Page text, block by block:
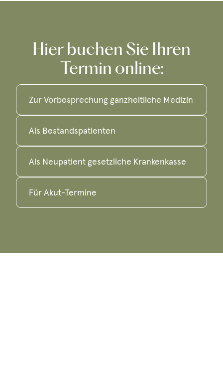
Hier buchen Sie Ihren
Termin online:
Zur Vorbesprechung ganzheitliche Medizin
Als Bestandspatienten
Als Neupatient gesetzliche Krankenkasse
Für Akut-Termine